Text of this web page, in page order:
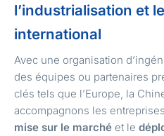
l’industrialisation et
international
Avec une organisation
des équipes ou partenaires
clés tels que l’Europe, la
accompagnons les
mise sur le marché et le